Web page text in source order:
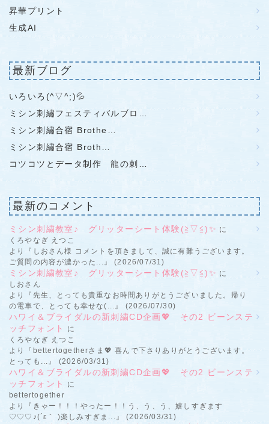
昇華プリント
生成AI
最新ブログ
いろいろ(^▽^;)💦
ミシン刺繡フェスティバルブロ…
ミシン刺繡合宿 Brothe…
ミシン刺繡合宿 Broth…
コツコツとデータ制作 龍の刺…
最新のコメント
ミシン刺繍教室♪ グリッターシート体験(≧▽≦)✨ に
くろやなぎ えつこ
より『しおさん様 コメントを頂きまして、誠に有難うございます。
ご質問の内容が濃かった...』 (2026/07/31)
ミシン刺繍教室♪ グリッターシート体験(≧▽≦)✨ に
しおさん
より『先生、とっても貴重なお時間ありがとうございました。帰り
の電車で、とっても幸せな(...』 (2026/07/30)
ハワイ＆ブライダルの新刺繍CD企画💖 その2 ビーンステ
ッチフォント
に
くろやなぎ えつこ
より『bettertogetherさま💖 喜んで下さりありがとうございます。
とっても...』 (2026/03/31)
ハワイ＆ブライダルの新刺繍CD企画💖 その2 ビーンステ
ッチフォント
に
bettertogether
より『きゃー！！！やったー！！う、う、う、嬉しすぎます
♡♡♡♪(´ε｀ )楽しみすぎま...』 (2026/03/31)